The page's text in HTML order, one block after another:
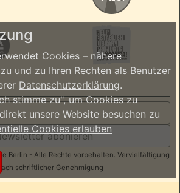
abonieren
Berlin - Alle Rechte vorbehalten. Vervielfältigung
schriftlicher Genehmigung
Cookies – nähere
und zu Ihren Rechten als Benutzer
Datenschutzerklärung.
stimme zu", um Cookies zu
unsere Website besuchen zu
Cookies erlauben